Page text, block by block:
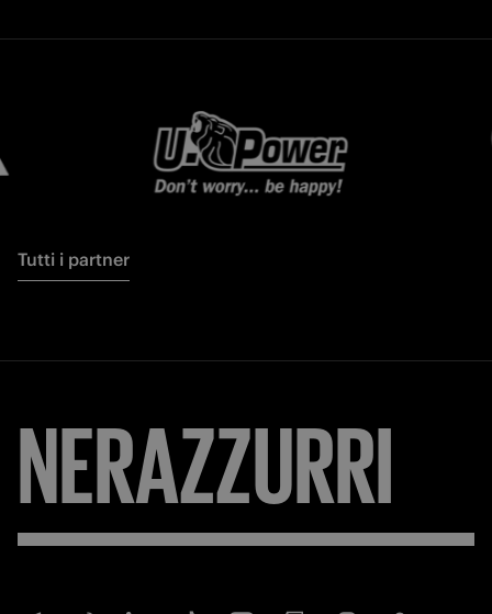
Tutti i partner
NERAZZURRI